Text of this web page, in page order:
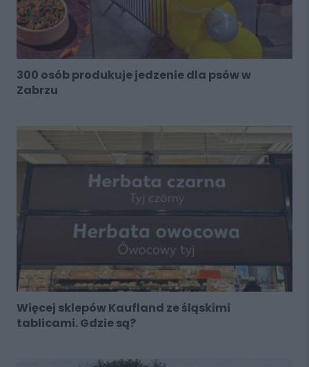
300 osób produkuje jedzenie dla psów w
Zabrzu
Więcej sklepów Kaufland ze śląskimi
tablicami. Gdzie są?